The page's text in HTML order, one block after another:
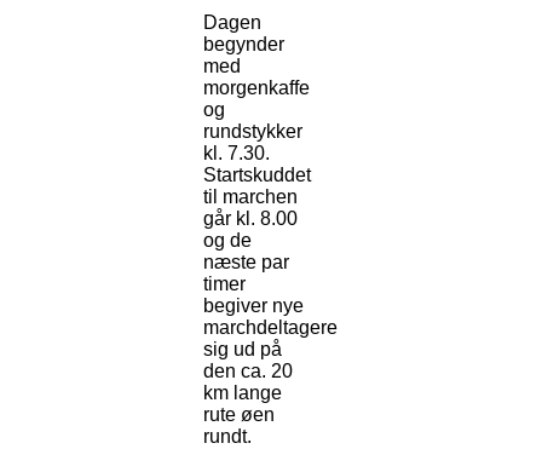
Dagen
begynder
med
morgenkaffe
og
rundstykker
kl. 7.30.
Startskuddet
til marchen
går kl. 8.00
og de
næste par
timer
begiver nye
marchdeltagere
sig ud på
den ca. 20
km lange
rute øen
rundt.